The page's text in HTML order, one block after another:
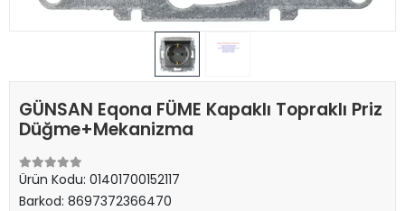
GÜNSAN Eqona FÜME Kapaklı Topraklı Priz
Düğme+Mekanizma
Ürün Kodu: 01401700152117
Barkod: 8697372366470